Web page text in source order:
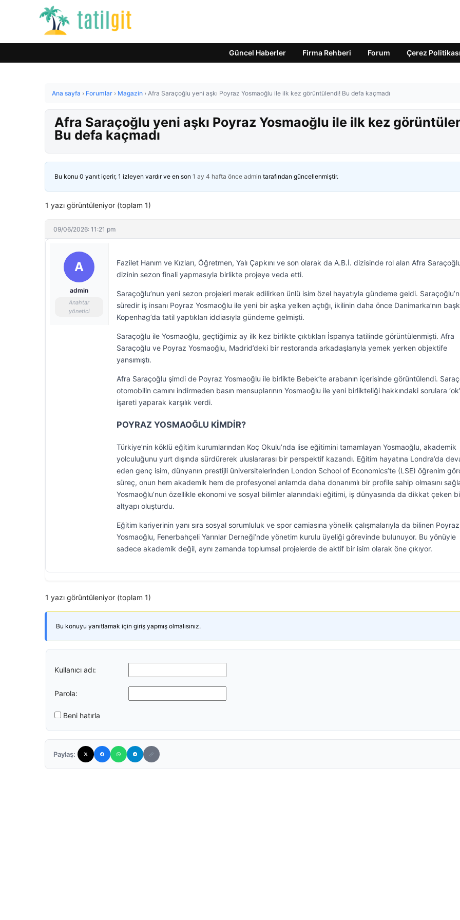
Güncel Haberler Firma Rehberi Forum Çerez Politikası
Ana sayfa › Forumlar › Magazin › Afra Saraçoğlu yeni aşkı Poyraz Yosmaoğlu ile ilk kez görüntülendi! Bu defa kaçmadı
Afra Saraçoğlu yeni aşkı Poyraz Yosmaoğlu ile ilk kez
Bu defa kaçmadı
Bu konu 0 yanıt içerir, 1 izleyen vardır ve en son 1 ay 4 hafta önce admin tarafından güncellenmiştir.
1 yazı görüntüleniyor (toplam 1)
09/06/2026: 11:21 pm
A
admin
Anahtar
yönetici
Fazilet Hanım ve Kızları, Öğretmen, Yalı Çapkını ve son olarak da A.B.İ. dizisinde rol alan Afra
dizinin sezon finali yapmasıyla birlikte projeye veda etti.
Saraçoğlu’nun yeni sezon projeleri merak edilirken ünlü isim özel hayatıyla gündeme geldi.
süredir iş insanı Poyraz Yosmaoğlu ile yeni bir aşka yelken açtığı, ikilinin daha önce Danimarka’nın
Kopenhag’da tatil yaptıkları iddiasıyla gündeme gelmişti.
Saraçoğlu ile Yosmaoğlu, geçtiğimiz ay ilk kez birlikte çıktıkları İspanya tatilinde görüntülenmişti. Afra
Saraçoğlu ve Poyraz Yosmaoğlu, Madrid’deki bir restoranda arkadaşlarıyla yemek yerken objektife
yansımıştı.
Afra Saraçoğlu şimdi de Poyraz Yosmaoğlu ile birlikte Bebek’te arabanın içerisinde görüntülendi.
otomobilin camını indirmeden basın mensuplarının Yosmaoğlu ile yeni birlikteliği hakkındaki sorulara ‘ok’
işareti yaparak karşılık verdi.
POYRAZ YOSMAOĞLU KİMDİR?
Türkiye’nin köklü eğitim kurumlarından Koç Okulu’nda lise eğitimini tamamlayan Yosmaoğlu, akademik
yolculuğunu yurt dışında sürdürerek uluslararası bir perspektif kazandı. Eğitim hayatına Londra’da
eden genç isim, dünyanın prestijli üniversitelerinden London School of Economics’te (LSE) öğrenim
süreç, onun hem akademik hem de profesyonel anlamda daha donanımlı bir profile sahip olmasını
Yosmaoğlu’nun özellikle ekonomi ve sosyal bilimler alanındaki eğitimi, iş dünyasında da dikkat çeken
altyapı oluşturdu.
Eğitim kariyerinin yanı sıra sosyal sorumluluk ve spor camiasına yönelik çalışmalarıyla da bilinen Poyraz
Yosmaoğlu, Fenerbahçeli Yarınlar Derneği’nde yönetim kurulu üyeliği görevinde bulunuyor. Bu yönüyle
sadece akademik değil, aynı zamanda toplumsal projelerde de aktif bir isim olarak öne çıkıyor.
1 yazı görüntüleniyor (toplam 1)
Bu konuyu yanıtlamak için giriş yapmış olmalısınız.
Kullanıcı adı:
Parola:
Beni hatırla
Paylaş: